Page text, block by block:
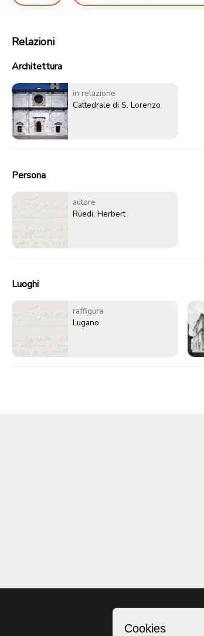
Relazioni
Architettura
in relazione
Cattedrale di S. Lorenzo
Persona
autore
Rüedi, Herbert
Luoghi
raffigura
Lugano
Cookies